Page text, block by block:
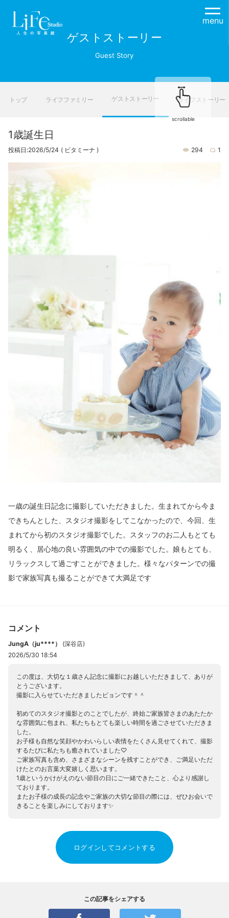
menu
ゲストストーリー
Guest Story
トップ ライフファミリー ゲストストーリー ライフストーリー
scrollable
1歳誕生日
投稿日:2026/5/24 ( ビタミーナ ) 294 1
一歳の誕生日記念に撮影していただきました。生まれてから今ま
できちんとした、スタジオ撮影をしてこなかったので、今回、生
まれてから初のスタジオ撮影でした。スタッフのお二人もとても
明るく、居心地の良い雰囲気の中での撮影でした。娘もとても、
リラックスして過ごすことができました。様々なパターンでの撮
影で家族写真も撮ることができて大満足です
コメント
JungA（ju****） (深谷店)
2026/5/30 18:54
この度は、大切な１歳さん記念に撮影にお越しいただきまして、ありが
とうございます。
撮影に入らせていただきましたピョンです＾＾
初めてのスタジオ撮影とのことでしたが、終始ご家族皆さまのあたたか
な雰囲気に包まれ、私たちもとても楽しい時間を過ごさせていただきま
した。
お子様も自然な笑顔やかわいらしい表情をたくさん見せてくれて、撮影
するたびに私たちも癒されていました♡
ご家族写真も含め、さまざまなシーンを残すことができ、ご満足いただ
けたとのお言葉大変嬉しく思います。
1歳というかけがえのない節目の日にご一緒できたこと、心より感謝し
ております。
またお子様の成長の記念やご家族の大切な節目の際には、ぜひお会いで
きることを楽しみにしております✨
ログインしてコメントする
この記事をシェアする